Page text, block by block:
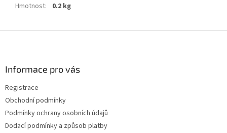
Hmotnost: 0.2 kg
Informace pro vás
Registrace
Obchodní podmínky
Podmínky ochrany osobních údajů
Dodací podmínky a způsob platby